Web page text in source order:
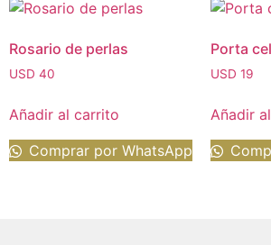
Rosario de perlas
USD 40
Añadir al carrito
Comprar por WhatsApp
Porta
USD 19
Añadir